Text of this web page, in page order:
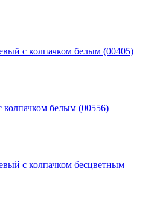
с колпачком белым (00405)
белым (00556)
с колпачком бесцветным